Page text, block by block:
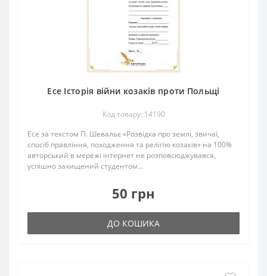
Есе Історія війни козаків проти Польщі
Код товару: 14190
Есе за текстом П. Шевальє «Розвідка про землі, звичаї,
спосіб правління, походження та релігію козаків» на 100%
авторський в мережі інтернет не розповсюджувався,
успішно захищений студентом...
50 грн
ДО КОШИКА